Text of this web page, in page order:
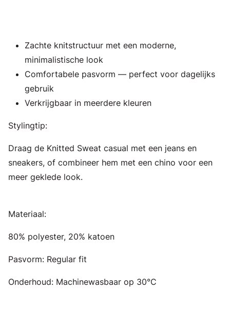
Zachte knitstructuur met een moderne,
minimalistische look
Comfortabele pasvorm — perfect voor dagelijks
gebruik
Verkrijgbaar in meerdere kleuren
Stylingtip:
Draag de Knitted Sweat casual met een jeans en
sneakers, of combineer hem met een chino voor een
meer geklede look.
Materiaal:
80% polyester, 20% katoen
Pasvorm: Regular fit
Onderhoud: Machinewasbaar op 30°C